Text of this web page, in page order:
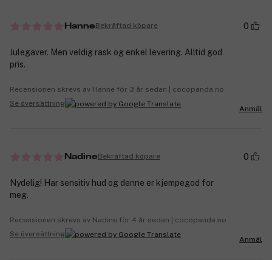
HanneBekräftad köpare 0
Julegaver. Men veldig rask og enkel levering. Alltid god
pris.
Recensionen skrevs av Hanne för 3 år sedan | cocopanda.no
Se översättning
Anmäl
NadineBekräftad köpare 0
Nydelig! Har sensitiv hud og denne er kjempegod for
meg.
Recensionen skrevs av Nadine för 4 år sedan | cocopanda.no
Se översättning
Anmäl